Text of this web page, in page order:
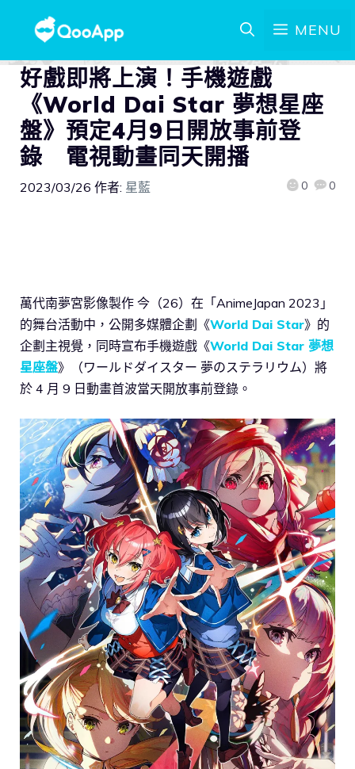
MENU
好戲即將上演！手機遊戲
《World Dai Star 夢想星座
盤》預定4月9日開放事前登
錄 電視動畫同天開播
2023/03/26 作者: 星藍 0 0
萬代南夢宮影像製作 今（26）在「AnimeJapan 2023」
的舞台活動中，公開多媒體企劃《World Dai Star》的
企劃主視覺，同時宣布手機遊戲《World Dai Star 夢想
星座盤》（ワールドダイスター 夢のステラリウム）將
於 4 月 9 日動畫首波當天開放事前登錄。